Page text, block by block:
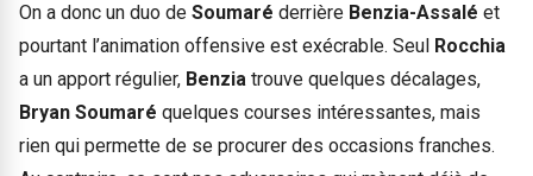
On a donc un duo de Soumaré derrière Benzia-Assalé et
pourtant l’animation offensive est exécrable. Seul Rocchia
a un apport régulier, Benzia trouve quelques décalages,
Bryan Soumaré quelques courses intéressantes, mais
rien qui permette de se procurer des occasions franches.